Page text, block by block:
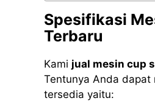
Spesifikasi
Terbaru
Kami jual mesin cup
Tentunya Anda dapat
tersedia yaitu: